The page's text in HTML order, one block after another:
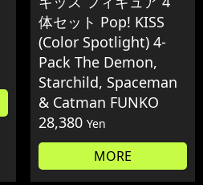
体セット Pop! KISS
(Color Spotlight) 4-
Pack The Demon,
Starchild, Spaceman
& Catman FUNKO
28,380 Yen
MORE